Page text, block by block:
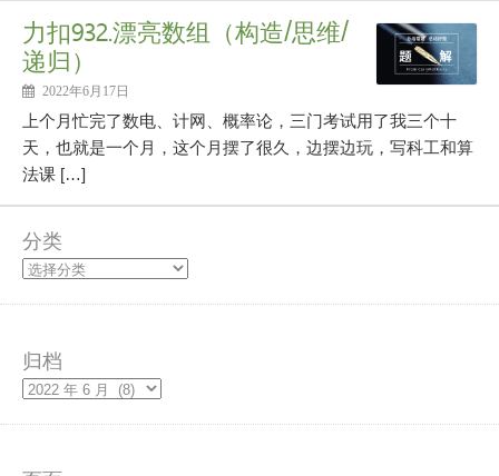
力扣932.漂亮数组（构造/思维/
递归）
2022年6月17日
上个月忙完了数电、计网、概率论，三门考试用了我三个十
天，也就是一个月，这个月摆了很久，边摆边玩，写科工和算
法课 […]
分类
归档